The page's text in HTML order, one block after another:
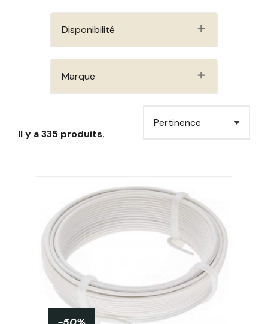
Disponibilité
Marque
Il y a 335 produits.